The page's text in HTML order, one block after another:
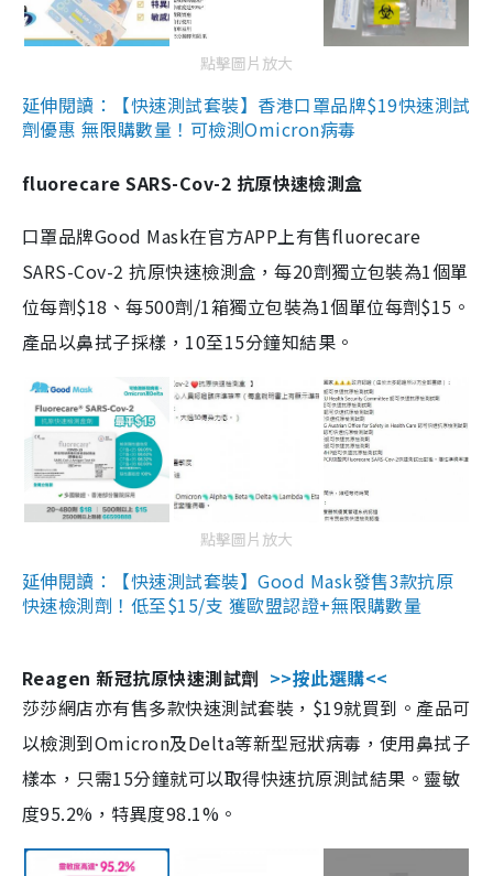
點擊圖片放大
延伸閱讀：【快速測試套裝】香港口罩品牌$19快速測試
劑優惠 無限購數量！可檢測Omicron病毒
fluorecare SARS-Cov-2 抗原快速檢測盒
口罩品牌Good Mask在官方APP上有售fluorecare
SARS-Cov-2 抗原快速檢測盒，每20劑獨立包裝為1個單
位每劑$18、每500劑/1箱獨立包裝為1個單位每劑$15。
產品以鼻拭子採樣，10至15分鐘知結果。
點擊圖片放大
延伸閱讀：【快速測試套裝】Good Mask發售3款抗原
快速檢測劑！低至$15/支 獲歐盟認證+無限購數量
Reagen 新冠抗原快速測試劑 >>按此選購<<
莎莎網店亦有售多款快速測試套裝，$19就買到。產品可
以檢測到Omicron及Delta等新型冠狀病毒，使用鼻拭子
樣本，只需15分鐘就可以取得快速抗原測試結果。靈敏
度95.2%，特異度98.1%。